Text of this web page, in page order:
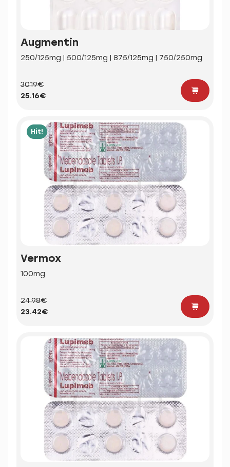
Augmentin
250/125mg | 500/125mg | 875/125mg | 750/250mg
30.19€
25.16€
Hit!
Vermox
100mg
24.98€
23.42€